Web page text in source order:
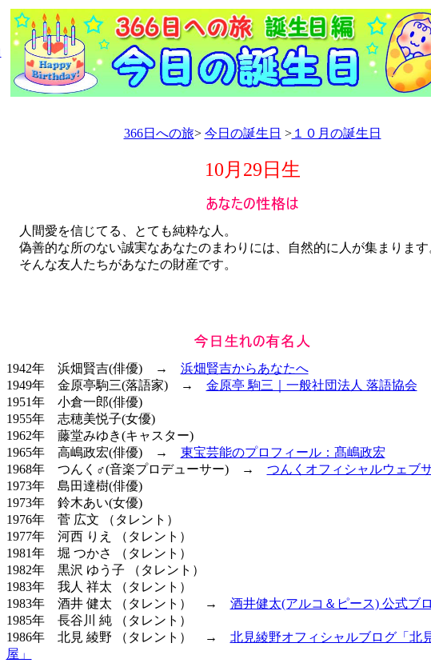
366日への旅> 今日の誕生日 >１０月の誕生日
10月29日生
人間愛を信じてる、とても純粋な人。
偽善的な所のない誠実なあなたのまわりには、自然的に人が集まります
そんな友人たちがあなたの財産です。
1942年 浜畑賢吉(俳優) → 浜畑賢吉からあなたへ
1949年 金原亭駒三(落語家) → 金原亭 駒三｜一般社団法人 落語協会
1951年 小倉一郎(俳優)
1955年 志穂美悦子(女優)
1962年 藤堂みゆき(キャスター)
1965年 高嶋政宏(俳優) → 東宝芸能のプロフィール：髙嶋政宏
1968年 つんく♂(音楽プロデューサー) → つんくオフィシャルウェブ
1973年 島田達樹(俳優)
1973年 鈴木あい(女優)
1976年 菅 広文 （タレント）
1977年 河西 りえ （タレント）
1981年 堀 つかさ （タレント）
1982年 黒沢 ゆう子 （タレント）
1983年 我人 祥太 （タレント）
1983年 酒井 健太 （タレント） → 酒井健太(アルコ＆ピース) 公式ブ
1985年 長谷川 純 （タレント）
1986年 北見 綾野 （タレント） → 北見綾野オフィシャルブログ「北
屋」